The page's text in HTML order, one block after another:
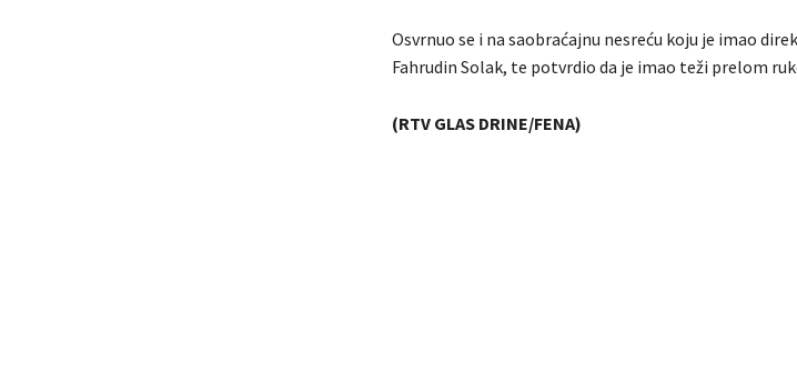
Osvrnuo se i na saobraćajnu nesreću koju je imao
Fahrudin Solak, te potvrdio da je imao teži prelom
(RTV GLAS DRINE/FENA)